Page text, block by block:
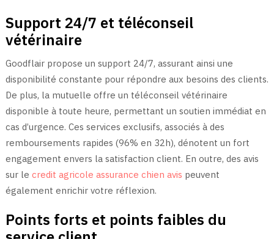
Support 24/7 et téléconseil
vétérinaire
Goodflair propose un support 24/7, assurant ainsi une
disponibilité constante pour répondre aux besoins des clients.
De plus, la mutuelle offre un téléconseil vétérinaire
disponible à toute heure, permettant un soutien immédiat en
cas d’urgence. Ces services exclusifs, associés à des
remboursements rapides (96% en 32h), dénotent un fort
engagement envers la satisfaction client. En outre, des avis
sur le credit agricole assurance chien avis peuvent
également enrichir votre réflexion.
Points forts et points faibles du